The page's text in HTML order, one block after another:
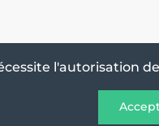
l'autorisation